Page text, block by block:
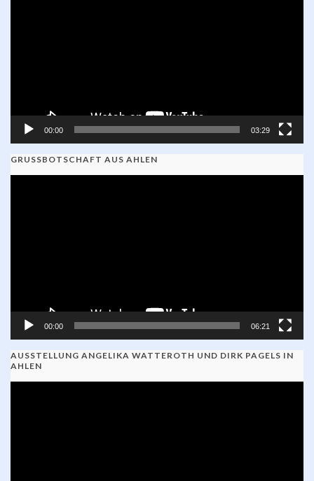
00:00 03:29
GRUSSBOTSCHAFT AUS AHLEN
00:00 06:21
AUSSTELLUNG ANGELIKA WATTEROTH UND DIRK PAGELS IN
AHLEN